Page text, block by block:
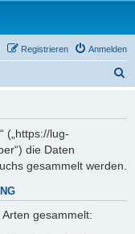
Anmelden
Registrieren
(„https://lug-
die Daten
gesammelt werden.
gesammelt: